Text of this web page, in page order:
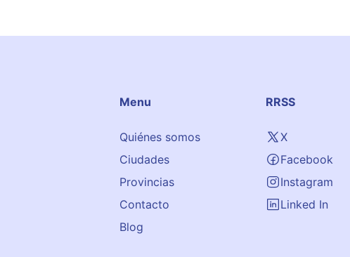
Menu
Quiénes somos
Ciudades
Provincias
Contacto
Blog
RRSS
X
Facebook
Instagram
Linked In